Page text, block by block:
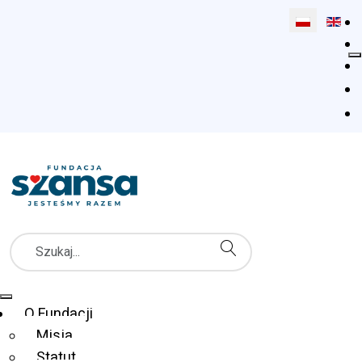
Wybierz
Szukaj
Menu Główne
O Fundacji
Misja
Statut